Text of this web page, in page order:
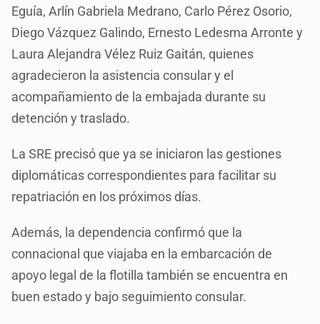
Eguía, Arlín Gabriela Medrano, Carlo Pérez Osorio,
Diego Vázquez Galindo, Ernesto Ledesma Arronte y
Laura Alejandra Vélez Ruiz Gaitán, quienes
agradecieron la asistencia consular y el
acompañamiento de la embajada durante su
detención y traslado.
La SRE precisó que ya se iniciaron las gestiones
diplomáticas correspondientes para facilitar su
repatriación en los próximos días.
Además, la dependencia confirmó que la
connacional que viajaba en la embarcación de
apoyo legal de la flotilla también se encuentra en
buen estado y bajo seguimiento consular.